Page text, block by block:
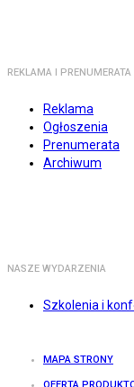
REKLAMA I PRENUMERATA
Reklama
Ogłoszenia
Prenumerata
Archiwum
NASZE WYDARZENIA
Szkolenia i
MAPA STRONY